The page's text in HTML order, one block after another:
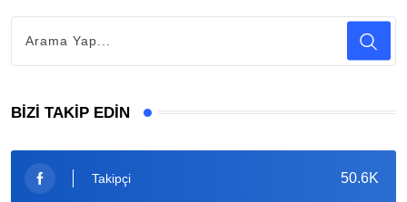
BIZI TAKIP EDIN
50.6K
Takipçi